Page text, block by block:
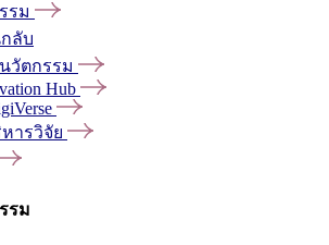
รม
ลับ
วัตกรรม
Hub
ารวิจัย
รม